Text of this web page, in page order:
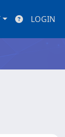
LOGIN